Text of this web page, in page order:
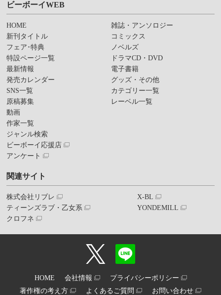
ビーボーイWEB
HOME
新刊タイトル
フェア･特典
特設ページ一覧
最新情報
発売カレンダー
SNS一覧
原稿募集
動画
作家一覧
ジャンル検索
ビーボーイ応援店
アンケート
雑誌・アンソロジー
コミックス
ノベルズ
ドラマCD・DVD
電子書籍
グッズ・その他
カテゴリー一覧
レーベル一覧
関連サイト
株式会社リブレ
ティーンズラブ・乙女系
クロフネ
X-BL
YONDEMILL
HOME 会社情報
プライバシーポリシー
著作権の考え方
よくあるご質問 お問い合わせ